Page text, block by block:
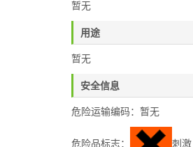
暂无
用途
暂无
安全信息
危险运输编码：暂无
危险品标志： 刺激